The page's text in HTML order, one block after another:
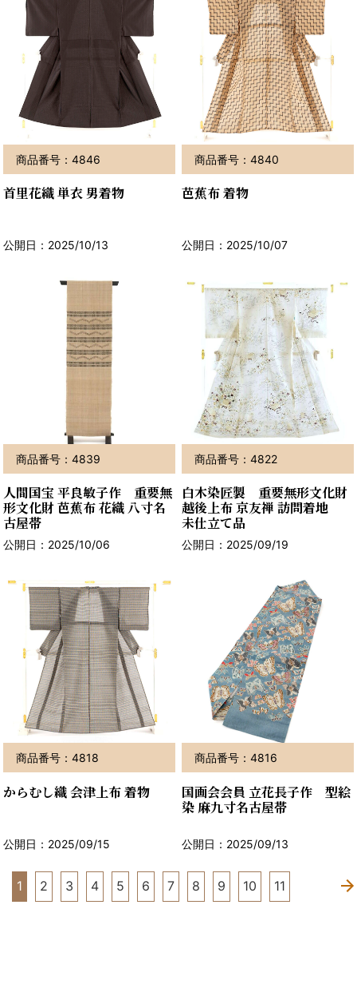
商品番号：4846
首里花織 単衣 男着物
公開日：2025/10/13
商品番号：4840
芭蕉布 着物
公開日：2025/10/07
商品番号：4839
人間国宝 平良敏子作 重要無
形文化財 芭蕉布 花織 八寸名
古屋帯
公開日：2025/10/06
商品番号：4822
白木染匠製 重要無形文化財
越後上布 京友禅 訪問着地
未仕立て品
公開日：2025/09/19
商品番号：4818
からむし織 会津上布 着物
公開日：2025/09/15
商品番号：4816
国画会会員 立花長子作 型絵
染 麻九寸名古屋帯
公開日：2025/09/13
1 2 3 4 5 6 7 8 9 10 11